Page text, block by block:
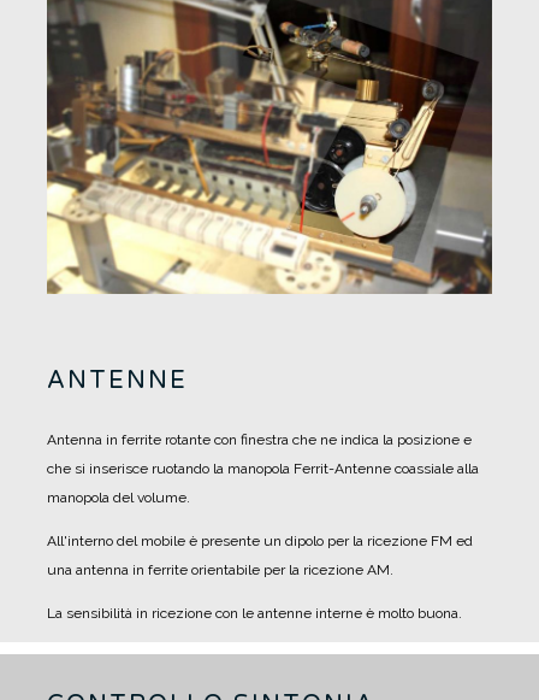
ANTENNE
Antenna in ferrite rotante con finestra che ne indica la posizione e
che si inserisce ruotando la manopola Ferrit-Antenne coassiale alla
manopola del volume.
All'interno del mobile è presente un dipolo per la ricezione FM ed
una antenna in ferrite orientabile per la ricezione AM.
La sensibilità in ricezione con le antenne interne è molto buona.